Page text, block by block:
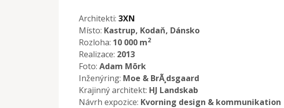
Architekti: 3XN
Místo: Kastrup, Kodaň, Dánsko
Rozloha: 10 000 m2
Realizace: 2013
Foto: Adam Mõrk
Inženýring: Moe & BrÃ¸dsgaard
Krajinný architekt: HJ Landskab
Návrh expozice: Kvorning design & kommunikation